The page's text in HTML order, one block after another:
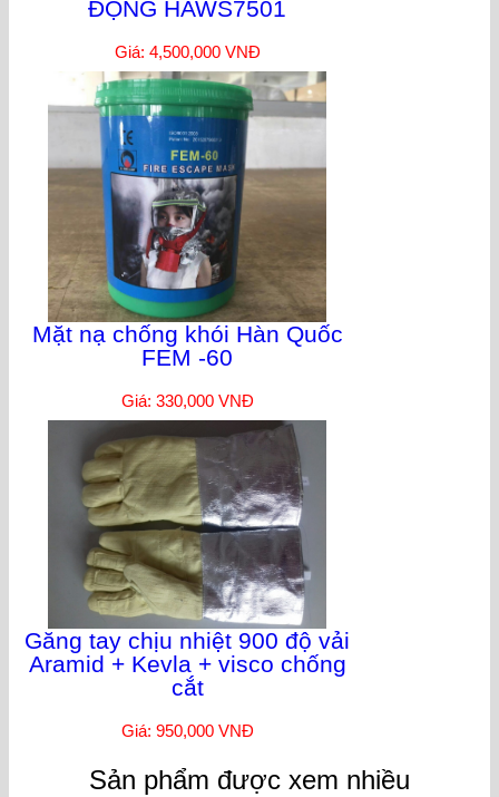
ĐỘNG HAWS7501
Giá: 4,500,000 VNĐ
Mặt nạ chống khói Hàn Quốc
FEM -60
Giá: 330,000 VNĐ
Găng tay chịu nhiệt 900 độ vải
Aramid + Kevla + visco chống
cắt
Giá: 950,000 VNĐ
Sản phẩm được xem nhiều